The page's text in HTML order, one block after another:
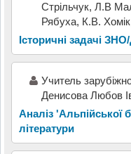
Стрільчук, Л.В
Рябуха, К.В.
Історичні задачі
Учитель
Денисова Любов
Аналіз 'Альпійської
літератури